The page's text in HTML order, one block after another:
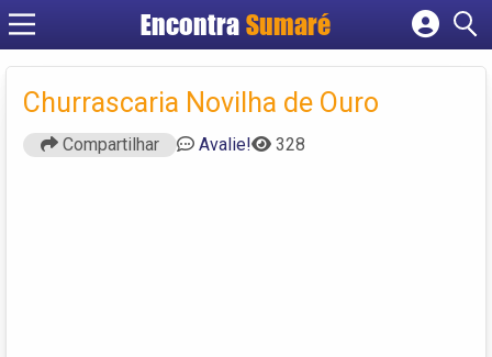
Encontra Sumaré
Cadastrar empresa
Criar conta
Churrascaria Novilha de Ouro
Compartilhar Avalie! 328